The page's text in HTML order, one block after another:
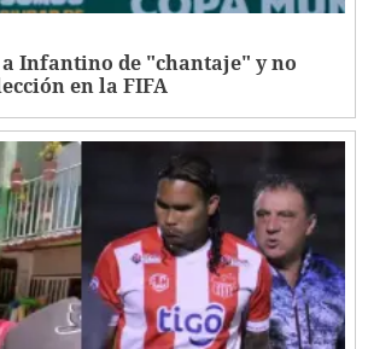
Infantino de "chantaje" y no
en la FIFA